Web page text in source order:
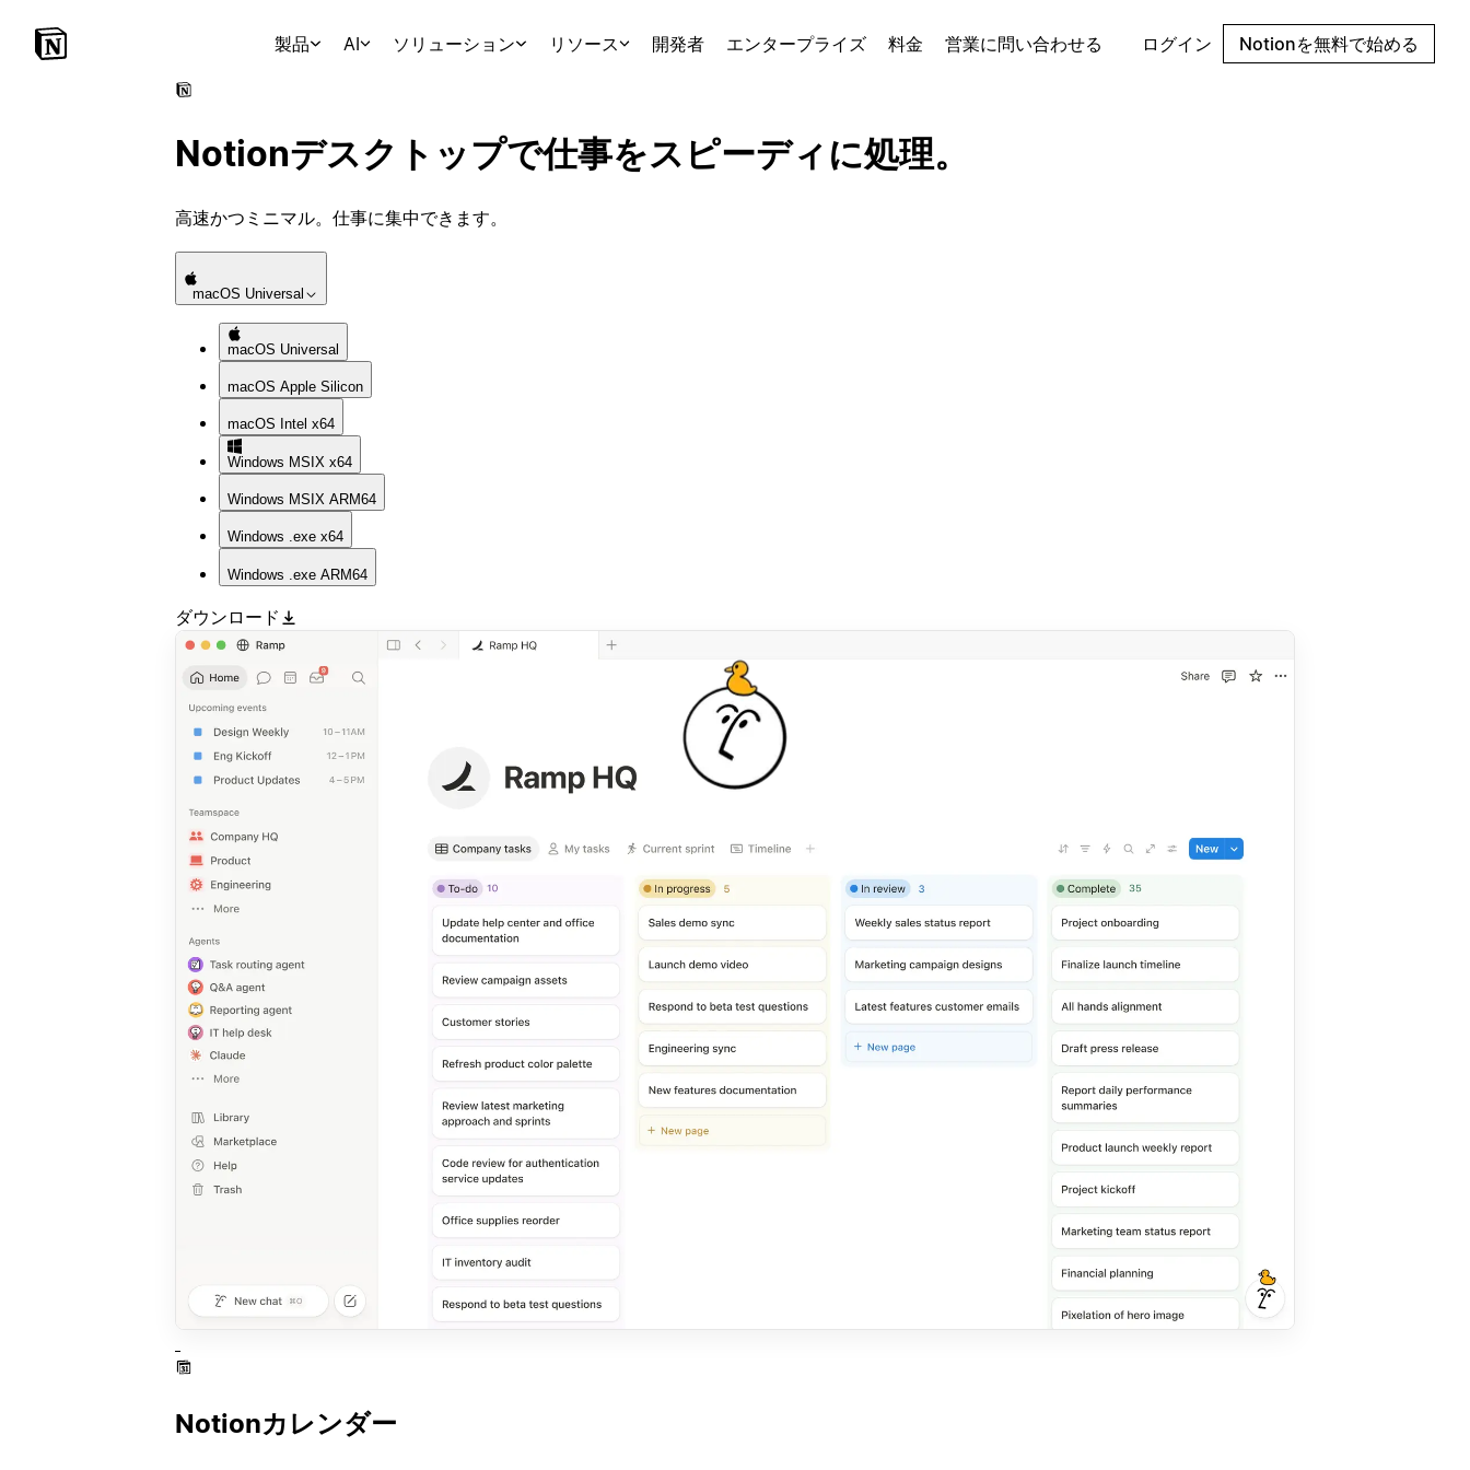
製品 AI ソリューション リソース 開発者 エンタープライズ 料金 営業に問い合わせる ログイン Notionを無料で始める
Notionデスクトップで仕事をスピーディに処理。
高速かつミニマル。仕事に集中できます。
macOS Universal
macOS Universal
macOS Apple Silicon
macOS Intel x64
Windows MSIX x64
Windows MSIX ARM64
Windows .exe x64
Windows .exe ARM64
ダウンロード
Notionカレンダー